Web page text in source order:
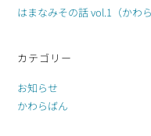
はまなみその話 vol.1（かわ
カテゴリー
お知らせ
かわらばん